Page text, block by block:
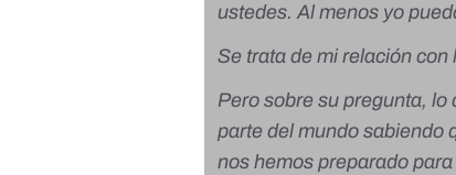
ustedes. Al menos yo
Se trata de mi relación con
Pero sobre su pregunta,
parte del mundo sabiendo
nos hemos preparado